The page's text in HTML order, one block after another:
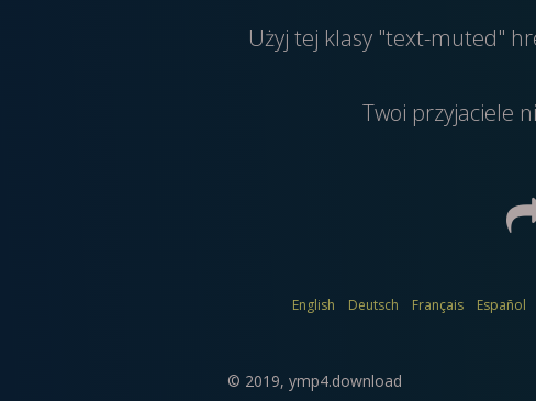
Użyj tej klasy "text-muted"
Twoi przyjaciele
English Deutsch Français Español
© 2019, ymp4.download